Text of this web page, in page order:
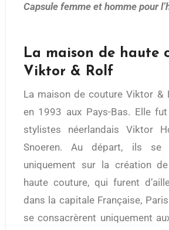
Capsule femme et homme pour
La maison de haute
Viktor & Rolf
La maison de couture Viktor & Rolf a été créée
en 1993 aux Pays-Bas. Elle
stylistes néerlandais Viktor
Snoeren. Au départ, ils se
uniquement sur la création
haute couture, qui furent
dans la capitale Française,
se consacrèrent uniquement